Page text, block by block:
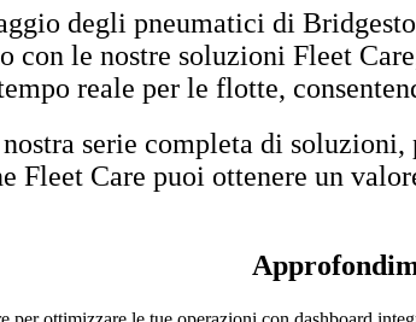
degli pneumatici di
con le nostre soluzioni Fleet
reale per le flotte,
serie completa di
Fleet Care puoi ottenere un